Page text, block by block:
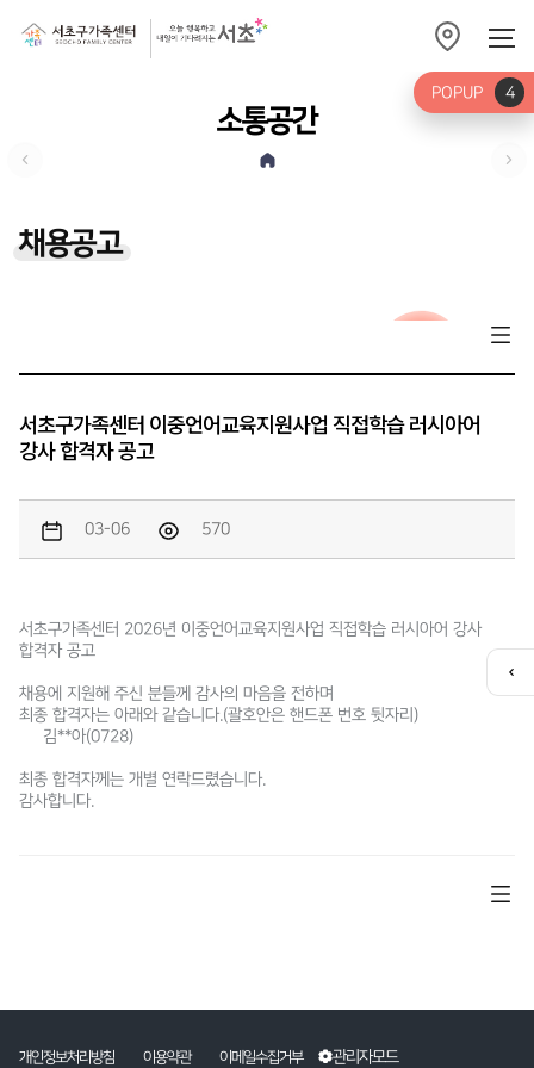
소통공간
채용공고
서초구가족센터 이중언어교육지원사업 직접학습 러시아어
강사 합격자 공고
03-06 570
서초구가족센터 2026년 이중언어교육지원사업 직접학습 러시아어 강사
합격자 공고
채용에 지원해 주신 분들께 감사의 마음을 전하며
최종 합격자는 아래와 같습니다.(괄호안은 핸드폰 번호 뒷자리)
김**아(0728)
최종 합격자께는 개별 연락드렸습니다.
감사합니다.
개인정보처리방침 이용약관 이메일수집거부 관리자모드
퀵
메
POPUP 4